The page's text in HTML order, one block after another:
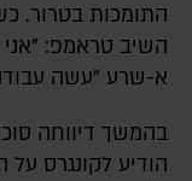
התומכות בטרור.
השיב טראמפ: "אני
א-שרע "עשה
בהמשך דיווחה
הודיע לקונגרס